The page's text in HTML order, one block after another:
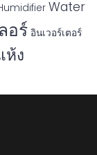
Water
อร์ อินเวอร์เตอร์
ห้ง